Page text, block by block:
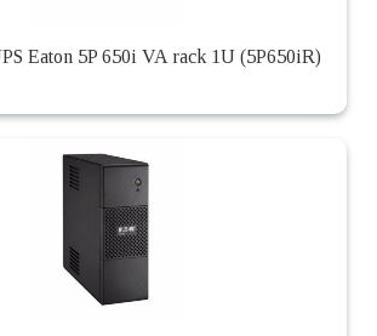
Eaton 5P 650i VA rack 1U (5P650iR)